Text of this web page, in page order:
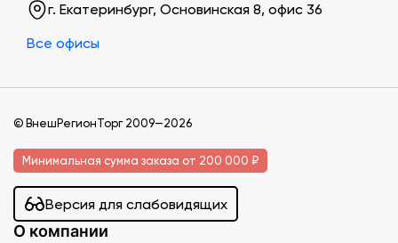
г. Екатеринбург, Основинская 8, офис 36
Все офисы
© ВнешРегионТорг 2009—2026
Минимальная сумма заказа от 200 000 ₽
Версия для слабовидящих
О компании